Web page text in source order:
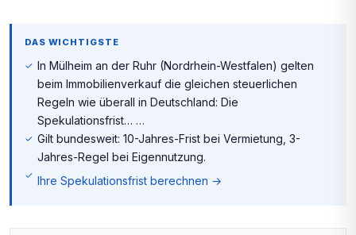
DAS WICHTIGSTE
In Mülheim an der Ruhr (Nordrhein-Westfalen) gelten
beim Immobilienverkauf die gleichen steuerlichen
Regeln wie überall in Deutschland: Die
Spekulationsfrist… …
Gilt bundesweit: 10-Jahres-Frist bei Vermietung, 3-
Jahres-Regel bei Eigennutzung.
Ihre Spekulationsfrist berechnen →